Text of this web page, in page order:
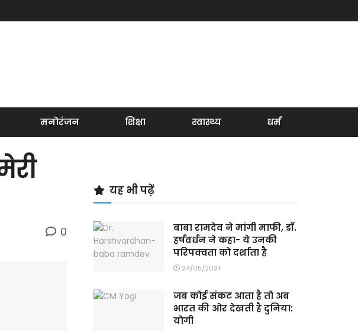
मनोरंजन शिक्षा स्वास्थ्य धर्म
0
यह भी पढ़ें
बाबा रामदेव ने मांगी माफी, डॉ.
हर्षवर्धन ने कहा- ये उनकी
परिपक्वता को दर्शाता है
24/05/2021
जब कोई संकट आता है तो अब
भारत की ओर देखती है दुनिया:
योगी